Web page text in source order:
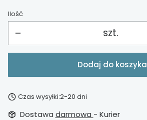
Ilość
szt.
Dodaj do koszyka
Czas wysyłki:2-20 dni
Dostawa darmowa - Kurier